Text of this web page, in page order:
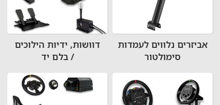
אביזרים נלווים לעמדות
סימולטור
דוושות, ידיות הילוכים
/ בלם יד